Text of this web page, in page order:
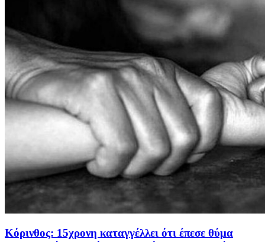
Κόρινθος: 15χρονη καταγγέλλει ότι έπεσε θύμα